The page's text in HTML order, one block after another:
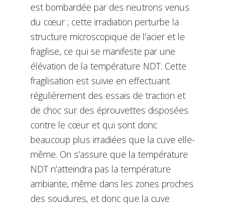
est bombardée par des neutrons venus
du cœur ; cette irradiation perturbe la
structure microscopique de l’acier et le
fragilise, ce qui se manifeste par une
élévation de la température NDT. Cette
fragilisation est suivie en effectuant
régulièrement des essais de traction et
de choc sur des éprouvettes disposées
contre le cœur et qui sont donc
beaucoup plus irradiées que la cuve elle-
même. On s’assure que la température
NDT n’atteindra pas la température
ambiante, même dans les zones proches
des soudures, et donc que la cuve